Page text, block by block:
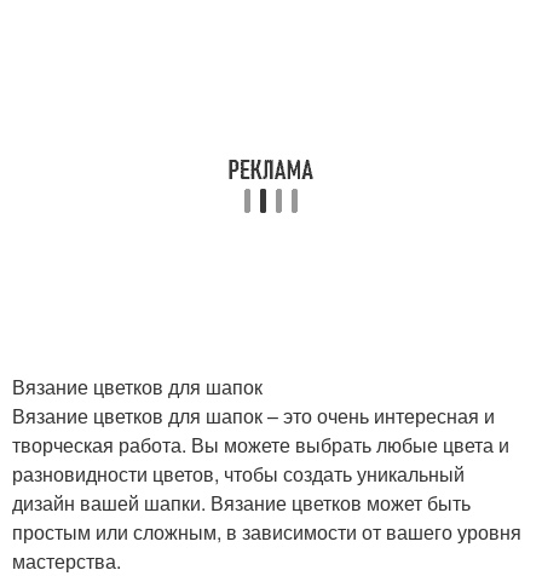
Вязание цветков для шапок
Вязание цветков для шапок – это очень интересная и
творческая работа. Вы можете выбрать любые цвета и
разновидности цветов, чтобы создать уникальный
дизайн вашей шапки. Вязание цветков может быть
простым или сложным, в зависимости от вашего уровня
мастерства.